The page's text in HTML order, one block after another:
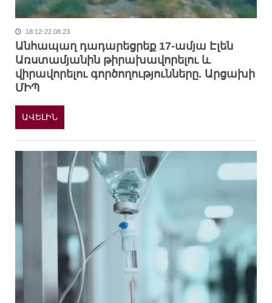
18:12-22.08.23
Անհապաղ դադարեցրեք 17-ամյա Էլեն
Առստամյանին թիրախավորելու և
վիրավորելու գործողությունները. Արցախի
ՄԻՊ
ԱՎԵԼԻՆ